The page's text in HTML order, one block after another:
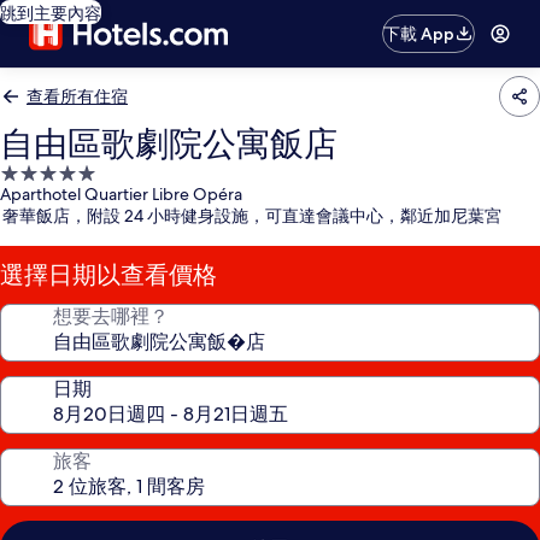
跳到主要內容
下載 App
查看所有住宿
自由區歌劇院公寓飯店
5.0
星
級
住
宿
Aparthotel Quartier Libre Opéra
奢華飯店，附設 24 小時健身設施，可直達會議中心，鄰近加尼葉宮
選擇日期以查看價格
想要去哪裡？
日期
旅客